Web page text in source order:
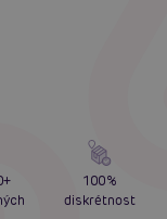
100%
diskrétnost